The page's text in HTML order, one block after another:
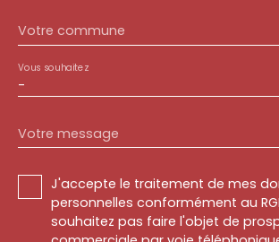
Votre commune
-
Vous souhaitez
Votre message
J'accepte le traitement de mes
personnelles conformément au
souhaitez pas faire l'objet de